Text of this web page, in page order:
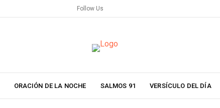
Follow Us
ORACIÓN DE LA NOCHE SALMOS 91 VERSÍCULO DEL DÍA